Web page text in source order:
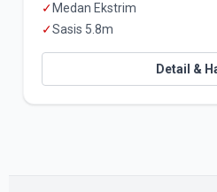
✓ Medan Ekstrim
✓Sasis 5.8m
Detail &